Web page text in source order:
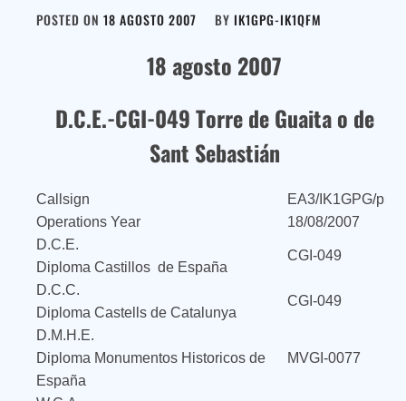
POSTED ON 18 AGOSTO 2007 BY IK1GPG-IK1QFM
18 agosto 2007
D.C.E.-CGI-049 Torre de Guaita o de
Sant Sebastián
Callsign
EA3/IK1GPG/p
Operations Year
18/08/2007
D.C.E.
Diploma Castillos de España
CGI-049
D.C.C.
Diploma Castells de Catalunya
CGI-049
D.M.H.E.
Diploma Monumentos Historicos de
España
MVGI-0077